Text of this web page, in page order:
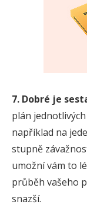
7. Dobré je
plán
například na
stupně
umožní vám to
průběh vašeho
snazší.